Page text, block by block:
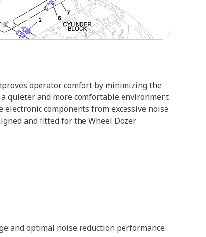
operator comfort by minimizing the
quieter and more comfortable environment
components from excessive noise
and fitted for the Wheel Dozer
and optimal noise reduction performance.